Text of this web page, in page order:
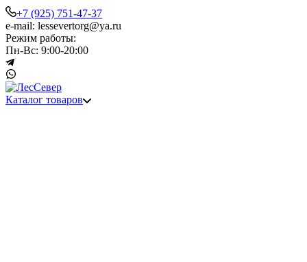
+7 (925) 751-47-37
e-mail: lessevertorg@ya.ru
Режим работы:
Пн-Вс: 9:00-20:00
Каталог товаров